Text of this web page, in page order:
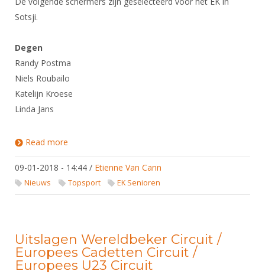
Sotsji.
Degen
Randy Postma
Niels Roubailo
Katelijn Kroese
Linda Jans
Read more
09-01-2018 - 14:44 / Etienne Van Cann
Nieuws Topsport EK Senioren
Uitslagen Wereldbeker Circuit /
Europees Cadetten Circuit /
Europees U23 Circuit